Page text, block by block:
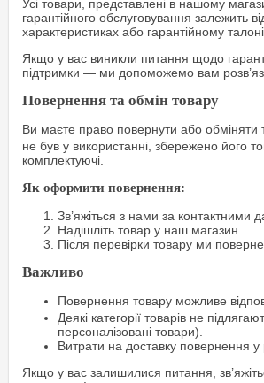
Усі товари, представлені в нашому
гарантійного обслуговування залежить
характеристиках або гарантійному талоні.
Якщо у вас виникли питання щодо
підтримки — ми допоможемо вам
Повернення та обмін товару
Ви маєте право повернути або обміняти
не був у використанні, збережено його
комплектуючі.
Як оформити повернення:
Зв’яжіться з нами за контактними
Надішліть товар у наш магазин.
Після перевірки товару ми
Важливо
Повернення товару можливе
Деякі категорії товарів не
персоналізовані товари).
Витрати на доставку повернення у
Якщо у вас залишилися питання,